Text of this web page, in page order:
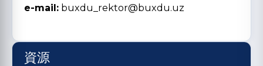
e-mail: buxdu_rektor@buxdu.uz
資源